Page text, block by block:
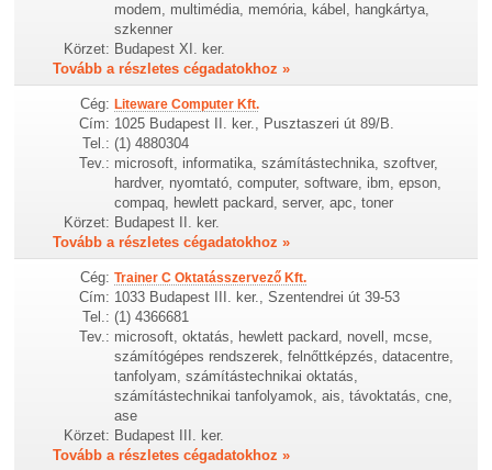
modem, multimédia, memória, kábel, hangkártya,
szkenner
Körzet: Budapest XI. ker.
Tovább a részletes cégadatokhoz »
Cég: Liteware Computer Kft.
Cím: 1025 Budapest II. ker., Pusztaszeri út 89/B.
Tel.: (1) 4880304
Tev.: microsoft, informatika, számítástechnika, szoftver,
hardver, nyomtató, computer, software, ibm, epson,
compaq, hewlett packard, server, apc, toner
Körzet: Budapest II. ker.
Tovább a részletes cégadatokhoz »
Cég: Trainer C Oktatásszervező Kft.
Cím: 1033 Budapest III. ker., Szentendrei út 39-53
Tel.: (1) 4366681
Tev.: microsoft, oktatás, hewlett packard, novell, mcse,
számítógépes rendszerek, felnőttképzés, datacentre,
tanfolyam, számítástechnikai oktatás,
számítástechnikai tanfolyamok, ais, távoktatás, cne,
ase
Körzet: Budapest III. ker.
Tovább a részletes cégadatokhoz »